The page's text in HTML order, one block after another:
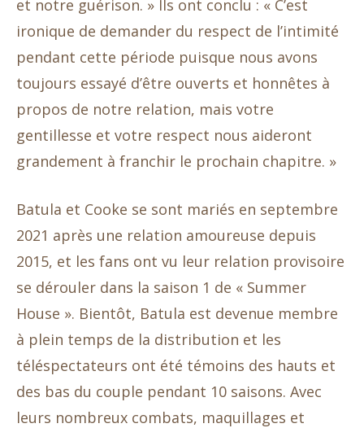
et notre guérison. » Ils ont conclu : « C’est
ironique de demander du respect de l’intimité
pendant cette période puisque nous avons
toujours essayé d’être ouverts et honnêtes à
propos de notre relation, mais votre
gentillesse et votre respect nous aideront
grandement à franchir le prochain chapitre. »
Batula et Cooke se sont mariés en septembre
2021 après une relation amoureuse depuis
2015, et les fans ont vu leur relation provisoire
se dérouler dans la saison 1 de « Summer
House ». Bientôt, Batula est devenue membre
à plein temps de la distribution et les
téléspectateurs ont été témoins des hauts et
des bas du couple pendant 10 saisons. Avec
leurs nombreux combats, maquillages et